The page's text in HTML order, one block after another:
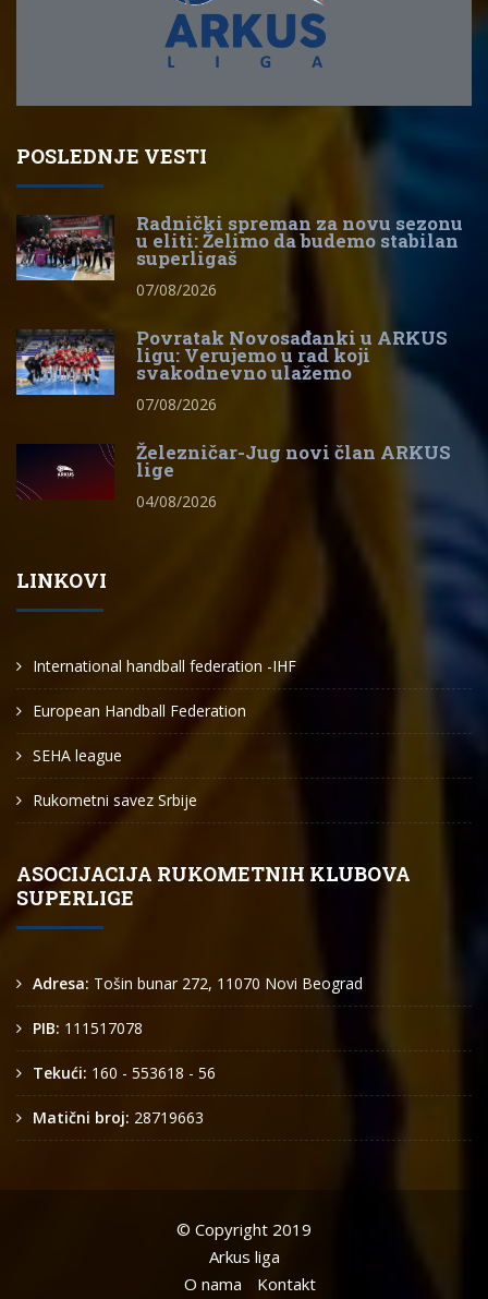
POSLEDNJE VESTI
Radnički spreman za novu sezonu
u eliti: Želimo da budemo stabilan
superligaš
07/08/2026
Povratak Novosađanki u ARKUS
ligu: Verujemo u rad koji
svakodnevno ulažemo
07/08/2026
Železničar-Jug novi član ARKUS
lige
04/08/2026
LINKOVI
International handball federation -IHF
European Handball Federation
SEHA league
Rukometni savez Srbije
ASOCIJACIJA RUKOMETNIH KLUBOVA
SUPERLIGE
Adresa: Tošin bunar 272, 11070 Novi Beograd
PIB: 111517078
Tekući: 160 - 553618 - 56
Matični broj: 28719663
© Copyright 2019
Arkus liga
O nama
Kontakt